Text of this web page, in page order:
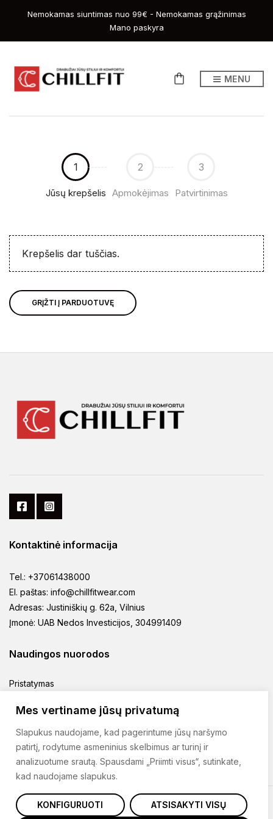
Mes vertiname jūsų privatumą
Slapukus naudojame, kad pagerintume jūsų naršymo
patirtį, rodytume asmeninius skelbimus ar turinį ir
analizuotume srautą. Spausdami „Priimti visus“, sutinkate,
kad naudojame slapukus.
KONFIGURUOTI ATSISAKYTI VISŲ
Nemokamas siuntimas nuo 99€ - Nemokamas grąžinimas
Mano paskyra
MENU
1
Jūsų krepšelis
2
Apmokėjimas
3
Patvirtinimas
Krepšelis dar tuščias.
GRĮŽTI Į PARDUOTUVĘ
Kontaktinė informacija
Tel.: +37061438000
El. paštas: info@chillfitwear.com
Adresas: Justiniškių g. 62a, Vilnius
Įmonė: UAB Nedos Investicijos, 304991409
Naudingos nuorodos
Pristatymas
Pirkimo taisyklės
Privatumo politika
Kontaktai
© 2025 Chillfitwear